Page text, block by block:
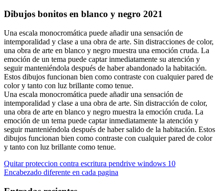
Dibujos bonitos en blanco y negro 2021
Una escala monocromática puede añadir una sensación de
intemporalidad y clase a una obra de arte. Sin distracciones de color,
una obra de arte en blanco y negro muestra una emoción cruda. La
emoción de un tema puede captar inmediatamente su atención y
seguir manteniéndola después de haber abandonado la habitación.
Estos dibujos funcionan bien como contraste con cualquier pared de
color y tanto con luz brillante como tenue.
Una escala monocromática puede añadir una sensación de
intemporalidad y clase a una obra de arte. Sin distracción de color,
una obra de arte en blanco y negro muestra la emoción cruda. La
emoción de un tema puede captar inmediatamente la atención y
seguir manteniéndola después de haber salido de la habitación. Estos
dibujos funcionan bien como contraste con cualquier pared de color
y tanto con luz brillante como tenue.
Navegación
de
Entrada
anterior:
Quitar proteccion contra escritura pendrive windows 10
Entrada
Encabezado diferente en cada pagina